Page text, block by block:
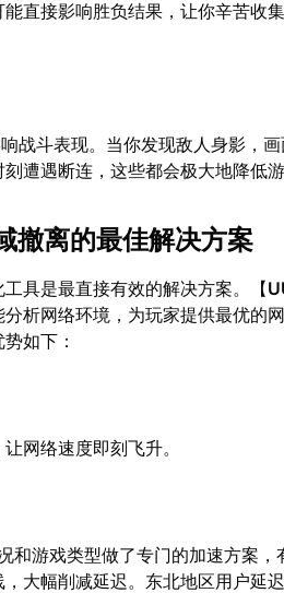
直接影响胜负结果，让你辛苦收
战斗表现。当你发现敌人身影，
遭遇断连，这些都会极大地降低
撤离的最佳解决方案
具是最直接有效的解决方案。【
析网络环境，为玩家提供最优的
如下：
网络速度即刻飞升。
和游戏类型做了专门的加速方案，
大幅削减延迟。东北地区用户延